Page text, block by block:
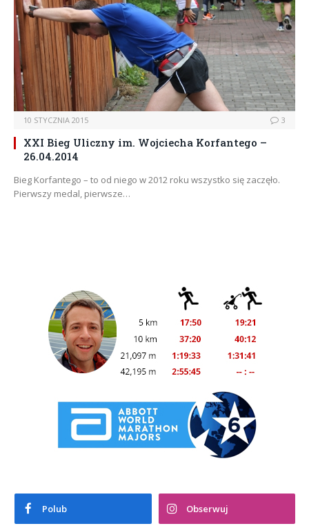
10 STYCZNIA 2015 3
XXI Bieg Uliczny im. Wojciecha Korfantego –
26.04.2014
Bieg Korfantego – to od niego w 2012 roku wszystko się zaczęło.
Pierwszy medal, pierwsze…
Polub Obserwuj